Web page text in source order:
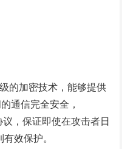
的加密技术，能够提供
通信完全安全，
，保证即使在攻击者日
效保护。